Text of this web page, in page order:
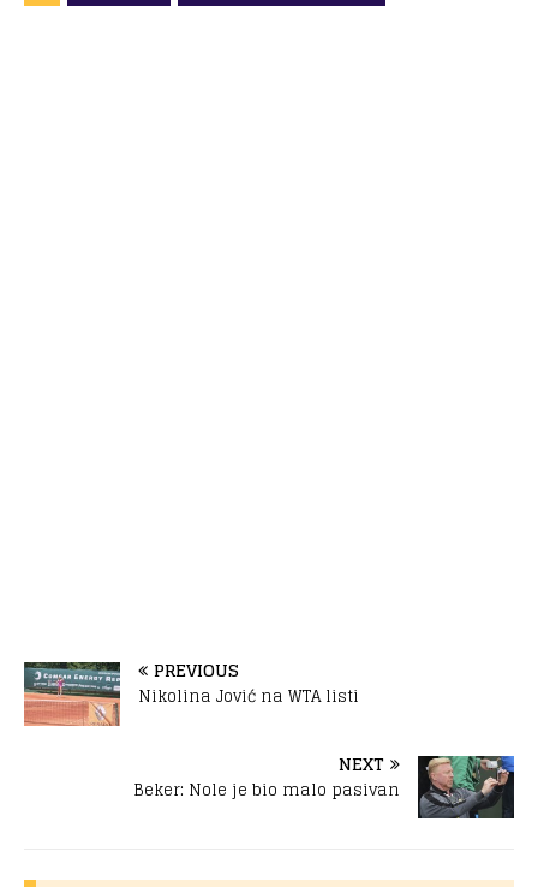
PREVIOUS
Nikolina Jović na WTA listi
NEXT
Beker: Nole je bio malo pasivan